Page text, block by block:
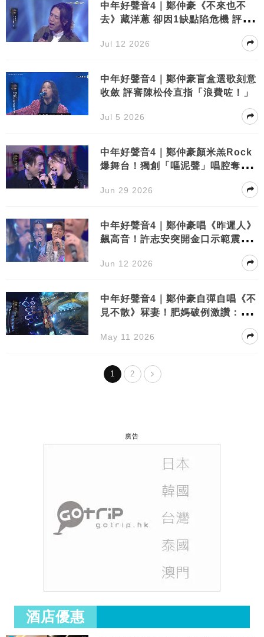
中年好聲音4｜鄭仲豪《不來也不
去》藏洋蔥 卻因1缺點陷危機 評審
Jul 12 2026
中年好聲音4｜鄭仲豪盲盒選歌刻意
收斂 評審陳松伶直指「浪費咗！」
Jul 5 2026
中年好聲音4｜鄭仲豪顏米羔Rock
爆舞台！獨創「嘔泥聲」唱腔奪95
Jun 29 2026
中年好聲音4｜鄭仲豪唱《昨遲人》
飆高音！許志安突開金口示範震驚
Jun 12 2026
中年好聲音4｜鄭仲豪自彈自唱《不
見不散》冧妻！肥媽破例激讚：值
May 11 2026
1 2
廣告
酒店優惠